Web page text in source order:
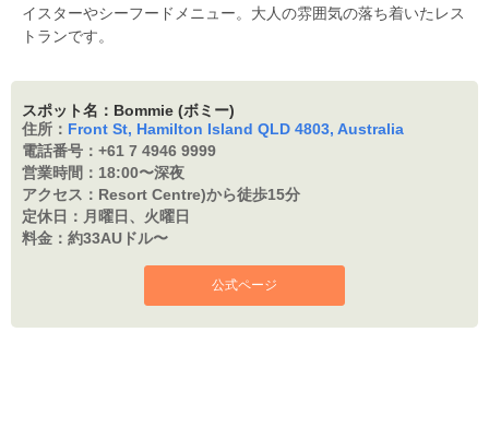
イスターやシーフードメニュー。大人の雰囲気の落ち着いたレス
トランです。
スポット名：Bommie (ボミー)
住所： Front St, Hamilton Island QLD 4803, Australia
電話番号： +61 7 4946 9999
営業時間： 18:00〜深夜
アクセス： Resort Centre)から徒歩15分
定休日： 月曜日、火曜日
料金： 約33AUドル〜
公式ページ